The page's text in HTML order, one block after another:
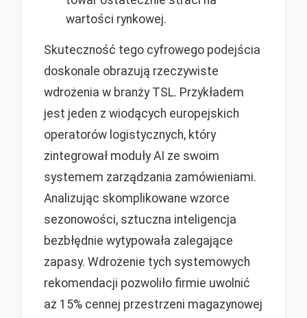
wartości rynkowej.
Skuteczność tego cyfrowego podejścia
doskonale obrazują rzeczywiste
wdrożenia w branży TSL. Przykładem
jest jeden z wiodących europejskich
operatorów logistycznych, który
zintegrował moduły AI ze swoim
systemem zarządzania zamówieniami.
Analizując skomplikowane wzorce
sezonowości, sztuczna inteligencja
bezbłędnie wytypowała zalegające
zapasy. Wdrożenie tych systemowych
rekomendacji pozwoliło firmie uwolnić
aż 15% cennej przestrzeni magazynowej